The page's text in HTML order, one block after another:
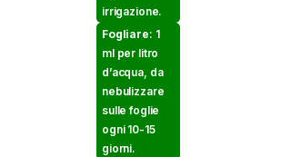
irrigazione.
Fogliare: 1
ml per litro
d’acqua, da
nebulizzare
sulle foglie
ogni 10-15
giorni.